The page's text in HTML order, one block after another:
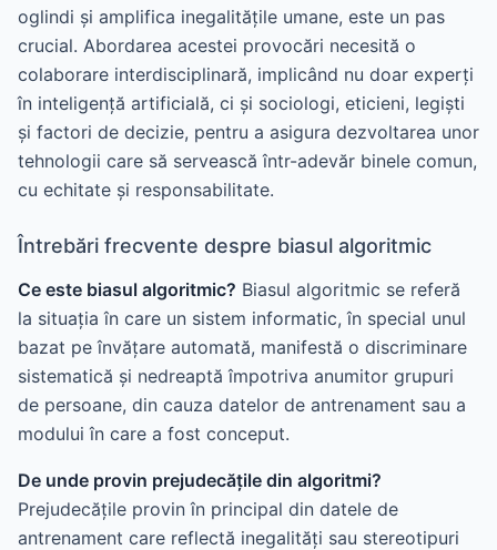
oglindi și amplifica inegalitățile umane, este un pas
crucial. Abordarea acestei provocări necesită o
colaborare interdisciplinară, implicând nu doar experți
în inteligență artificială, ci și sociologi, eticieni, legiști
și factori de decizie, pentru a asigura dezvoltarea unor
tehnologii care să servească într-adevăr binele comun,
cu echitate și responsabilitate.
Întrebări frecvente despre biasul algoritmic
Ce este biasul algoritmic? Biasul algoritmic se referă
la situația în care un sistem informatic, în special unul
bazat pe învățare automată, manifestă o discriminare
sistematică și nedreaptă împotriva anumitor grupuri
de persoane, din cauza datelor de antrenament sau a
modului în care a fost conceput.
De unde provin prejudecățile din algoritmi?
Prejudecățile provin în principal din datele de
antrenament care reflectă inegalități sau stereotipuri